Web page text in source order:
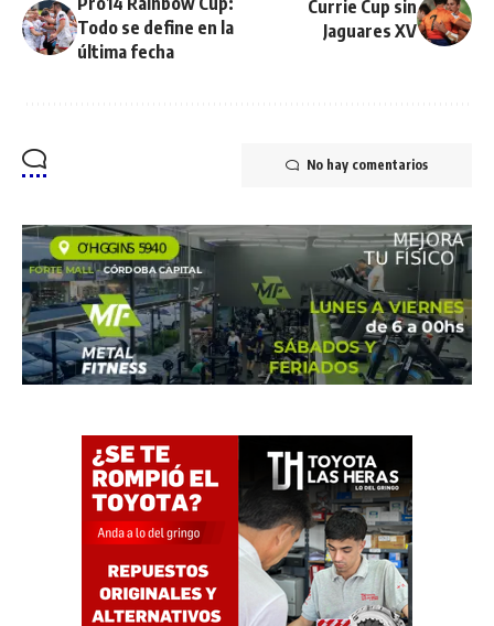
Todo se define en la
última fecha
Currie Cup sin
Jaguares XV
No hay comentarios